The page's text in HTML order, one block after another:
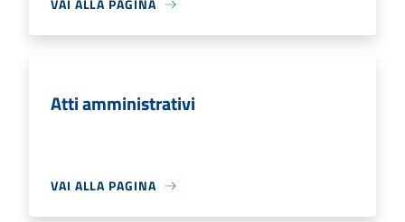
VAI ALLA PAGINA
Atti amministrativi
VAI ALLA PAGINA